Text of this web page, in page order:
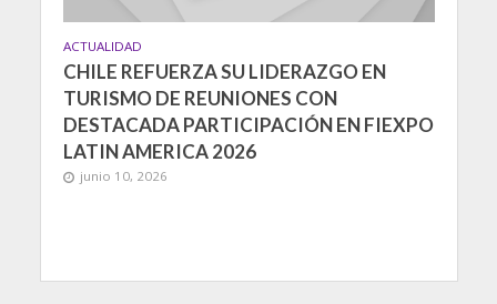
ACTUALIDAD
CHILE REFUERZA SU LIDERAZGO EN
TURISMO DE REUNIONES CON
DESTACADA PARTICIPACIÓN EN FIEXPO
LATIN AMERICA 2026
junio 10, 2026